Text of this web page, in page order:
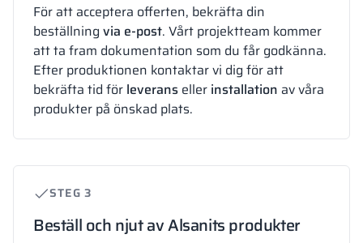
För att acceptera offerten, bekräfta din
beställning via e-post. Vårt projektteam kommer
att ta fram dokumentation som du får godkänna.
Efter produktionen kontaktar vi dig för att
bekräfta tid för leverans eller installation av våra
produkter på önskad plats.
STEG 3
Beställ och njut av Alsanits produkter